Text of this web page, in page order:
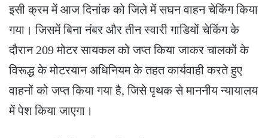
इसी क्रम में आज दिनांक को जिले में सघन वाहन चेकिंग किया
गया। जिसमें बिना नंबर और तीन स्वारी गाडियों चेकिंग के
दौरान 209 मोटर सायकल को जप्त किया जाकर चालकों के
विरूद्ध के मोटरयान अधिनियम के तहत कार्यवाही करते हुए
वाहनों को जप्त किया गया है, जिसे पृथक से माननीय न्यायालय
में पेश किया जाएगा।